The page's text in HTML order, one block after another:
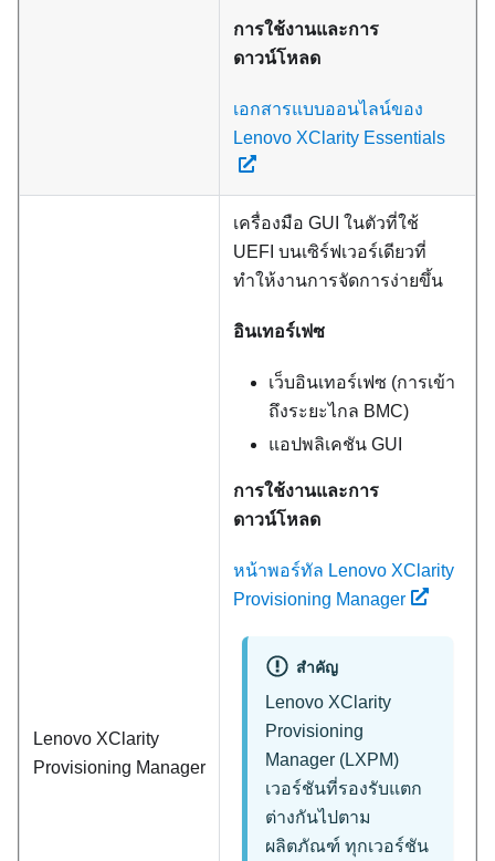
การใช้งานและการ
ดาวน์โหลด
เอกสารแบบออนไลน์ของ
Lenovo XClarity Essentials
Lenovo XClarity
Provisioning Manager
เครื่องมือ GUI ในตัวที่ใช้
UEFI บนเซิร์ฟเวอร์เดียวที่
ทำให้งานการจัดการง่ายขึ้น
อินเทอร์เฟซ
เว็บอินเทอร์เฟซ (การเข้า
ถึงระยะไกล BMC)
แอปพลิเคชัน GUI
การใช้งานและการ
ดาวน์โหลด
หน้าพอร์ทัล Lenovo XClarity
Provisioning Manager
สำคัญ
Lenovo XClarity
Provisioning
Manager (LXPM)
เวอร์ชันที่รองรับแตก
ต่างกันไปตาม
ผลิตภัณฑ์ ทุกเวอร์ชัน